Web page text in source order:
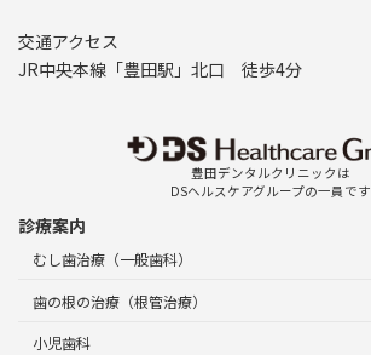
交通アクセス
JR中央本線「豊田駅」北口 徒歩4分
豊田デンタルクリニックは
DSヘルスケアグループの一員です
診療案内
むし歯治療（一般歯科）
歯の根の治療（根管治療）
小児歯科